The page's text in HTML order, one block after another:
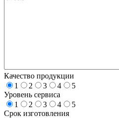
Качество продукции
1
2 3 4
5
Уровень сервиса
1
2 3 4
5
Срок изготовления